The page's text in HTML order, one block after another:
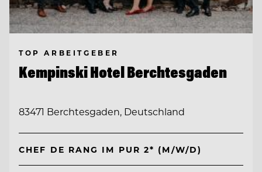
TOP ARBEITGEBER
Kempinski Hotel Berchtesgaden
83471 Berchtesgaden, Deutschland
CHEF DE RANG IM PUR 2* (M/W/D)